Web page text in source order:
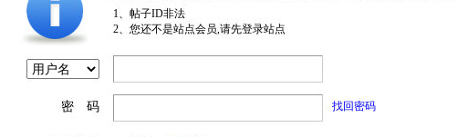
1、帖子ID非法
2、您还不是站点会员,请先登录站点
密 码 找回密码